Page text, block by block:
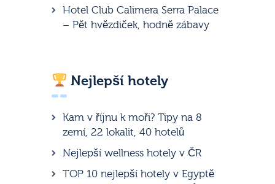
Hotel Club Calimera Serra Palace
– Pět hvězdiček, hodně zábavy
Nejlepší hotely
Kam v říjnu k moři? Tipy na 8
zemí, 22 lokalit, 40 hotelů
Nejlepší wellness hotely v ČR
TOP 10 nejlepší hotely v Egyptě